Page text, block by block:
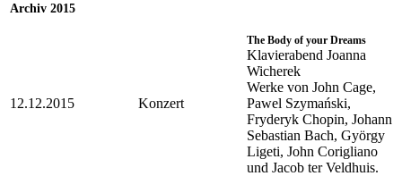
Archiv 2015
12.12.2015 Konzert
The Body of your Dreams
Klavierabend Joanna
Wicherek
Werke von John Cage,
Pawel Szymański,
Fryderyk Chopin, Johann
Sebastian Bach, György
Ligeti, John Corigliano
und Jacob ter Veldhuis.